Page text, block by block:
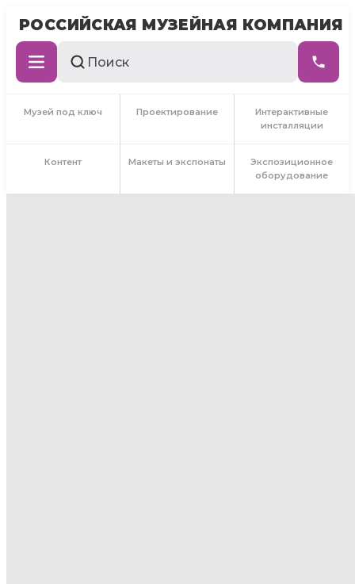
РОССИЙСКАЯ МУЗЕЙНАЯ КОМПАНИЯ
Музей под ключ Проектирование
Интерактивные
инсталляции
Контент Макеты и экспонаты
Экспозиционное
оборудование